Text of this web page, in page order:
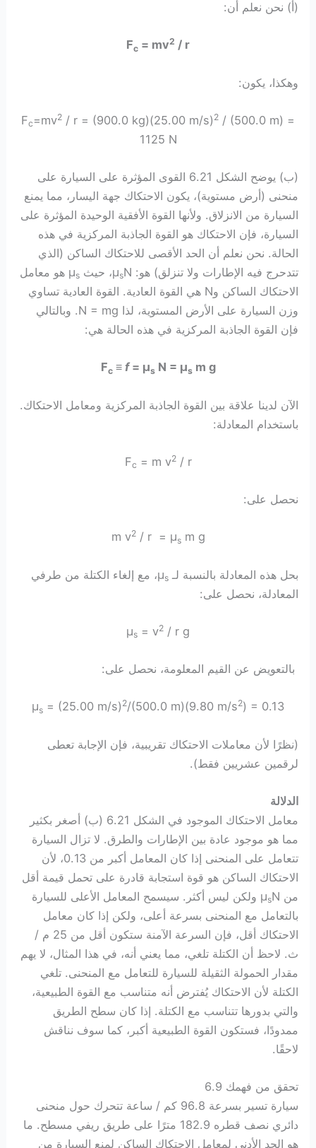
(أ) نحن نعلم أن:
Fc = mv2 / r
وهكذا، يكون:
Fc =mv2 / r = (900.0 kg)(25.00 m/s) 2 / (500.0 m) =
1125 N
(ب) يوضح الشكل 6.21 القوى المؤثرة على السيارة على
منحنى (أرض مستوية)، يكون الاحتكاك جهة اليسار، مما يمنع
السيارة من الانزلاق. ولأنها القوة الأفقية الوحيدة المؤثرة على
السيارة، فإن الاحتكاك هو القوة الجاذبة المركزية في هذه
الحالة. نحن نعلم أن الحد الأقصى للاحتكاك الساكن (الذي
تتدحرج فيه الإطارات ولا تنزلق) هو: μ
sN، حيث μ s
هو معامل
الاحتكاك الساكن وN هي القوة العادية. القوة العادية تساوي
وزن السيارة على الأرض المستوية، لذا N = mg. وبالتالي
فإن القوة الجاذبة المركزية في هذه الحالة هي:
Fc≡ f= μs N = μs m g
الآن لدينا علاقة بين القوة الجاذبة المركزية ومعامل الاحتكاك.
باستخدام المعادلة:
Fc = m v2/ r
نحصل على:
m v2/ r = μsm g
بحل هذه المعادلة بالنسبة لـ μs
، مع إلغاء الكتلة من طرفي
المعادلة، نحصل على:
μs = v2 / r g
بالتعويض عن القيم المعلومة، نحصل على:
μs = (25.00 m/s) 2/(500.0 m)(9.80 m/s2) = 0.13
(نظرًا لأن معاملات الاحتكاك تقريبية، فإن الإجابة تعطى
لرقمين عشريين فقط).
الدلالة
معامل الاحتكاك الموجود في الشكل 6.21 (ب) أصغر بكثير
مما هو موجود عادة بين الإطارات والطرق. لا تزال السيارة
تتعامل على المنحنى إذا كان المعامل أكبر من 0.13، لأن
الاحتكاك الساكن هو قوة استجابة قادرة على تحمل قيمة أقل
من μ
s
N ولكن ليس أكثر. سيسمح المعامل الأعلى للسيارة
بالتعامل مع المنحنى بسرعة أعلى، ولكن إذا كان معامل
الاحتكاك أقل، فإن السرعة الآمنة ستكون أقل من 25 م /
ث. لاحظ أن الكتلة تلغي، مما يعني أنه، في هذا المثال، لا يهم
مقدار الحمولة الثقيلة للسيارة للتعامل مع المنحنى. تلغي
الكتلة لأن الاحتكاك يُفترض أنه متناسب مع القوة الطبيعية،
والتي بدورها تتناسب مع الكتلة. إذا كان سطح الطريق
ممدودًا، فستكون القوة الطبيعية أكبر، كما سوف نناقش
لاحقًا.
تحقق من فهمك 6.9
سيارة تسير بسرعة 96.8 كم / ساعة تتحرك حول منحنى
دائري نصف قطره 182.9 مترًا على طريق ريفي مسطح. ما
هو الحد الأدنى لمعامل الاحتكاك الساكن لمنع السيارة من